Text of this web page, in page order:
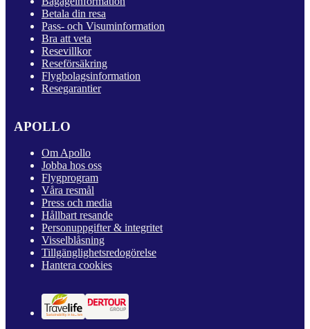
Betala din resa
Pass- och Visuminformation
Bra att veta
Resevillkor
Reseförsäkring
Flygbolagsinformation
Resegarantier
APOLLO
Om Apollo
Jobba hos oss
Flygprogram
Våra resmål
Press och media
Hållbart resande
Personuppgifter & integritet
Visselblåsning
Tillgänglighetsredogörelse
Hantera cookies